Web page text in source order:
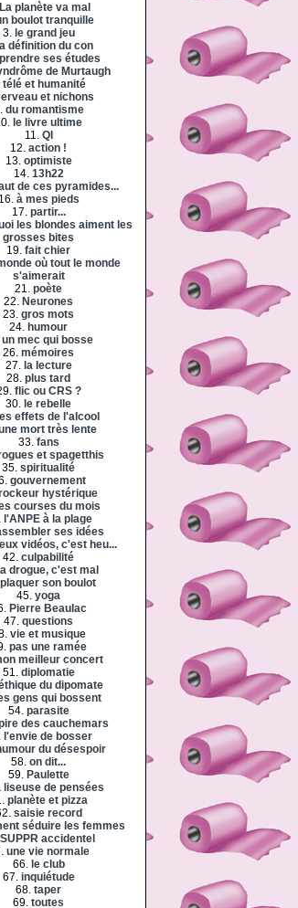
La planète va mal
boulot tranquille
3. le grand jeu
la définition du con
ses études
de Murtaugh
télé et humanité
et nichons
du romantisme
le livre ultime
11. QI
12. action !
13. optimiste
14. 13h22
de ces pyramides...
16. à mes pieds
17. partir...
les blondes aiment les
grosses bites
19. fait chier
où tout le monde
s'aimerait
21. poète
22. Neurones
23. gros mots
24. humour
un mec qui bosse
26. mémoires
27. la lecture
28. plus tard
flic ou CRS ?
30. le rebelle
les effets de l'alcool
mort très lente
33. fans
et spagetthis
35. spiritualité
gouvernement
hystérique
courses du mois
l'ANPE à la plage
ses idées
vidéos, c'est heu...
42. culpabilité
la drogue, c'est mal
plaquer son boulot
45. yoga
Pierre Beaulac
47. questions
vie et musique
pas une ramée
meilleur concert
51. diplomatie
du dipomate
gens qui bossent
54. parasite
des cauchemars
l'envie de bosser
du désespoir
58. on dit...
59. Paulette
liseuse de pensées
planète et pizza
saisie record
séduire les femmes
SUPPR accidentel
une vie normale
66. le club
67. inquiétude
68. taper
69. toutes